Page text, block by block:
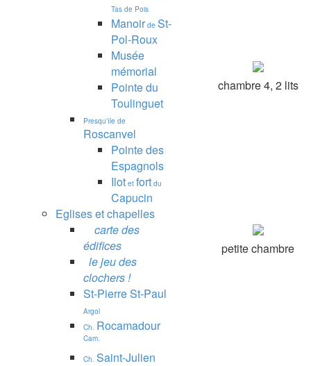
Tas de Pois
Manoir de St-
Pol-Roux
Musée
mémorial
Pointe du
Toulinguet
Presqu'île de
Roscanvel
Pointe des
Espagnols
Ilot et fort du
Capucin
Eglises et chapelles
carte des
édifices
le jeu des
clochers !
St-Pierre St-Paul
Argol
Ch. Rocamadour
Cam.
Ch. Saint-Julien
chambre 4, 2 lits
petite chambre